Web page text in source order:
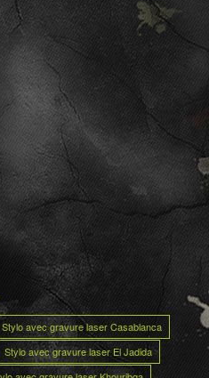
Stylo avec gravure laser Casablanca
Stylo avec gravure laser El Jadida